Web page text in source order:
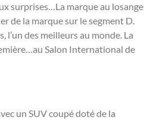
surprises…La marque au losange
de la marque sur le segment D.
l’un des meilleurs au monde. La
Salon International de
un SUV coupé doté de la